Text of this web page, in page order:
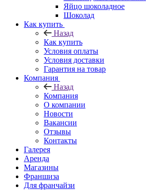
Яйцо шоколадное
Шоколад
Как купить
Назад
Как купить
Условия оплаты
Условия доставки
Гарантия на товар
Компания
Назад
Компания
О компании
Новости
Вакансии
Отзывы
Контакты
Галерея
Аренда
Магазины
Франшиза
Для франчайзи